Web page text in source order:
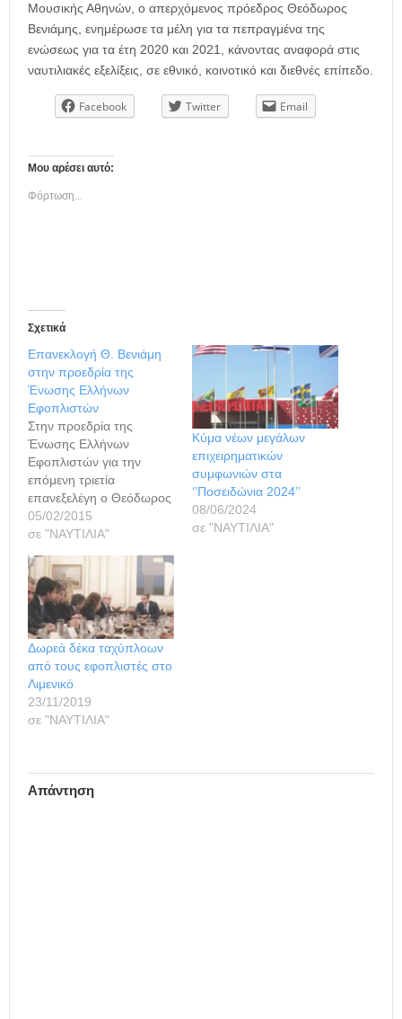
Μουσικής Αθηνών, ο απερχόμενος πρόεδρος Θεόδωρος
Βενιάμης, ενημέρωσε τα μέλη για τα πεπραγμένα της
ενώσεως για τα έτη 2020 και 2021, κάνοντας αναφορά στις
ναυτιλιακές εξελίξεις, σε εθνικό, κοινοτικό και διεθνές επίπεδο.
Facebook Twitter Email
Μου αρέσει αυτό:
Φόρτωση...
Σχετικά
Επανεκλογή Θ. Βενιάμη
στην προεδρία της
Ένωσης Ελλήνων
Εφοπλιστών
Στην προεδρία της
Ένωσης Ελλήνων
Εφοπλιστών για την
επόμενη τριετία
επανεξελέγη ο Θεόδωρος
Βενιάμης, μετά την ετήσια
τακτική συνέλευση των
Βενιάμης, έθεσε επίσης
ως βασική προϋπόθεση
για τη δημιουργία νέων
θέσεων εργασίας στα
ελληνόκτητα πλοία, την
επικράτηση μισθολογικών
συνθηκών σύμφωνα με
τα προβλεπόμενα από
τις…
05/02/2015
σε "ΝΑΥΤΙΛΙΑ"
Κύμα νέων μεγάλων
επιχειρηματικών
συμφωνιών στα
‘’Ποσειδώνια 2024’’
08/06/2024
σε "ΝΑΥΤΙΛΙΑ"
Δωρεά δέκα ταχύπλοων
από τους εφοπλιστές στο
Λιμενικό
23/11/2019
σε "ΝΑΥΤΙΛΙΑ"
Απάντηση